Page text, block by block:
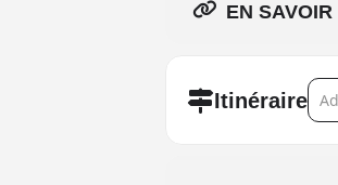
EN
Itinéraire